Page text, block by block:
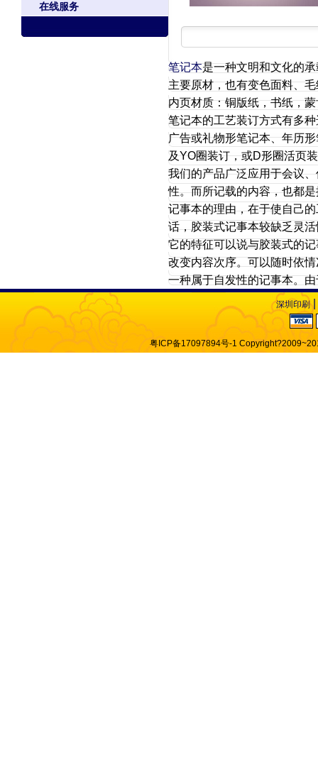
在线服务
笔记本是一种文明和文化的
主要原材，也有变色面料、
内页材质：铜版纸，书纸，
笔记本的工艺装订方式有多
广告或礼物形笔记本、年历
及YO圈装订，或D形圈活页
我们的产品广泛应用于会议
性。而所记载的内容，也都
记事本的理由，在于使自己
话，胶装式记事本较缺乏灵
它的特征可以说与胶装式的
改变内容次序。可以随时依
一种属于自发性的记事本。
深圳印刷|
粤ICP备17097894号-1